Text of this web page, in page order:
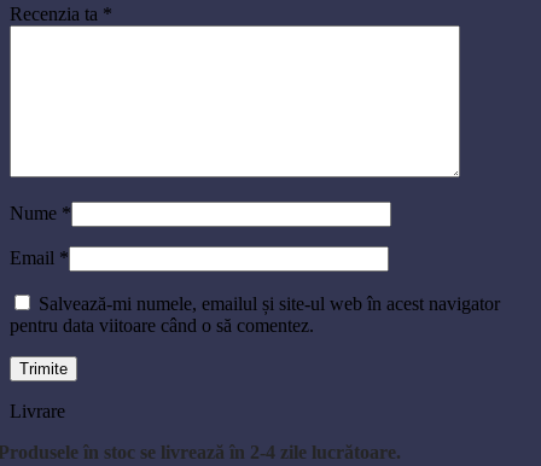
Recenzia ta *
Nume *
Email *
Salvează-mi numele, emailul și site-ul web în acest navigator
pentru data viitoare când o să comentez.
Livrare
în stoc se livrează în 2-4 zile lucrătoare.